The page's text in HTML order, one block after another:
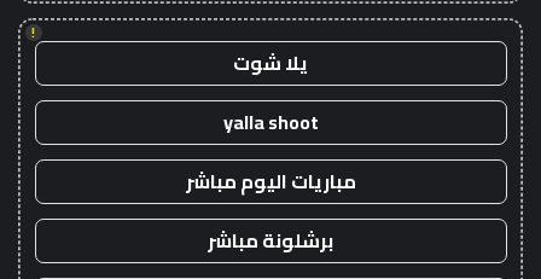
!
يلا شوت
yalla shoot
مباريات اليوم مباشر
برشلونة مباشر